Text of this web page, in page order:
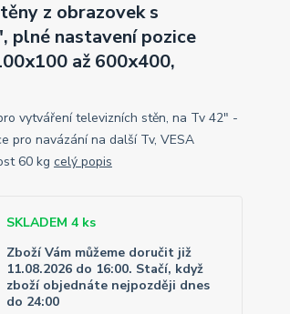
z obrazovek s
plné nastavení pozice
až 600x400,
vytváření televizních stěn, na Tv 42" -
pro navázání na další Tv, VESA
60 kg celý popis
SKLADEM 4 ks
Zboží Vám můžeme doručit již
11.08.2026 do 16:00. Stačí, když
zboží objednáte nejpozději dnes
do 24:00